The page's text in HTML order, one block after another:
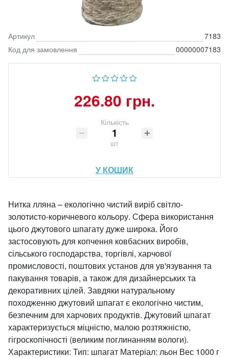
Артикул
7183
Код для замовлення
00000007183
226.80 грн.
Кількість
шт
У КОШИК
Нитка лляна – екологічно чистий виріб світло-
золотисто-коричневого кольору. Сфера використання
цього джутового шпагату дуже широка. Його
застосовують для копчення ковбасних виробів,
сільського господарства, торгівлі, харчової
промисловості, поштових установ для ув'язування та
пакування товарів, а також для дизайнерських та
декоративних цілей. Завдяки натуральному
походженню джутовий шпагат є екологічно чистим,
безпечним для харчових продуктів. Джутовий шпагат
характеризується міцністю, малою розтяжністю,
гігроскопічності (великим поглинанням вологи).
Характеристики: Тип: шпагат Матеріал: льон Вес 1000 г